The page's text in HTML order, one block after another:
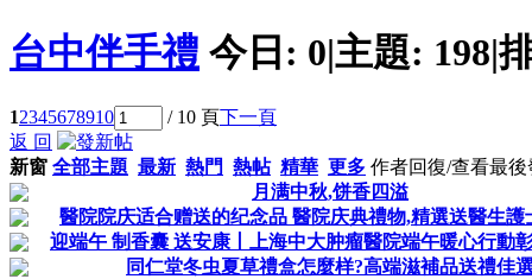
台中伴手禮 今日: 0|主題: 198|
12345678910 / 10 頁下一頁
返 回
新窗 全部主題 最新 熱門 熱帖 精華 更多 作者回復/查看最後
月满中秋,饼香四溢
醫院院庆适合赠送的纪念品 醫院庆典禮物,精選送醫生護
迎端午 制香囊 送安康丨上海中大肿瘤醫院端午暖心行動
同仁堂冬虫夏草禮盒怎麼样?高端滋補品送禮佳